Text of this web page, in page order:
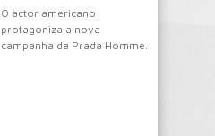
O actor americano
protagoniza a nova
campanha da Prada Homme.